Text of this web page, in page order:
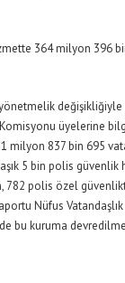
364 milyon 396
üyelerine
milyon 837 bin 695
5 bin polis
782 polis özel
Nüfus
bu kuruma